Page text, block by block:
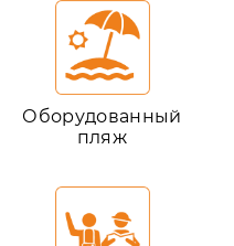
Оборудованный
пляж